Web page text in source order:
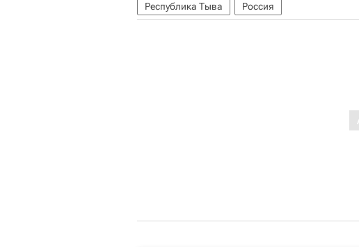
Республика Тыва Россия